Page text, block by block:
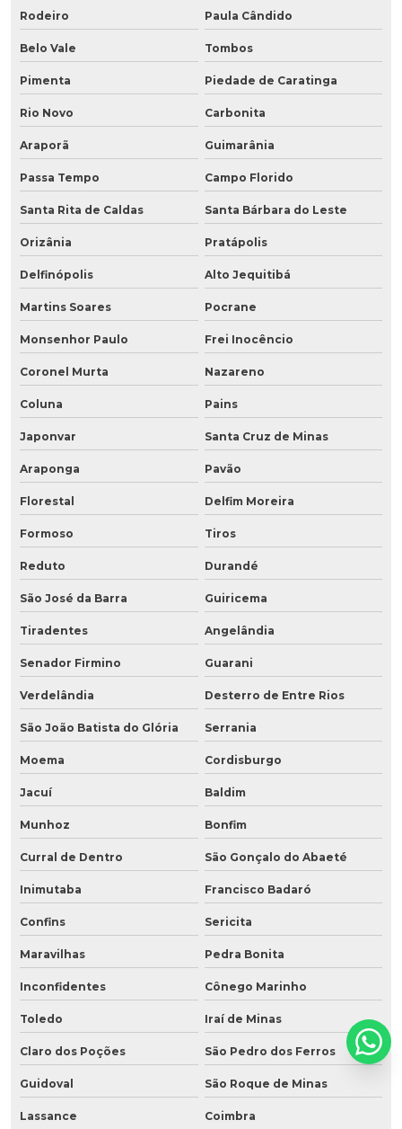
Rodeiro Paula Cândido
Belo Vale Tombos
Pimenta Piedade de Caratinga
Rio Novo Carbonita
Araporã Guimarânia
Passa Tempo Campo Florido
Santa Rita de Caldas Santa Bárbara do Leste
Orizânia Pratápolis
Delfinópolis Alto Jequitibá
Martins Soares Pocrane
Monsenhor Paulo Frei Inocêncio
Coronel Murta Nazareno
Coluna Pains
Japonvar Santa Cruz de Minas
Araponga Pavão
Florestal Delfim Moreira
Formoso Tiros
Reduto Durandé
São José da Barra Guiricema
Tiradentes Angelândia
Senador Firmino Guarani
Verdelândia Desterro de Entre Rios
São João Batista do Glória Serrania
Moema Cordisburgo
Jacuí Baldim
Munhoz Bonfim
Curral de Dentro São Gonçalo do Abaeté
Inimutaba Francisco Badaró
Confins Sericita
Maravilhas Pedra Bonita
Inconfidentes Cônego Marinho
Toledo Iraí de Minas
Claro dos Poções São Pedro dos Ferros
Guidoval São Roque de Minas
Lassance Coimbra